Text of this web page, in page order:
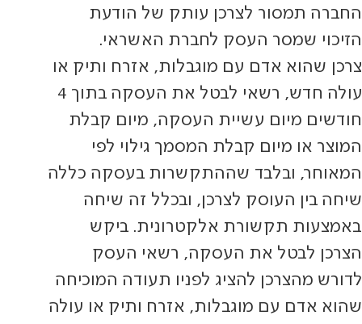
החברה תמסור לצרכן עותק של הודעת
הזיכוי שמסר העסק לחברת האשראי.
צרכן שהוא אדם עם מוגבלות, אזרח ותיק או
עולה חדש, רשאי לבטל את העסקה בתוך 4
חודשים מיום עשיית העסקה, מיום קבלת
המוצר או מיום קבלת המסמך גילוי לפי
המאוחר, ובלבד שההתקשרות בעסקה כללה
שיחה בין העוסק לצרכן, ובכלל זה שיחה
באמצעות תקשורת אלקטרונית. ביקש
הצרכן לבטל את העסקה, רשאי העסק
לדורש מהצרכן להציג לפניו תעודה המוכיחה
שהוא אדם עם מוגבלות, אזרח ותיק או עולה